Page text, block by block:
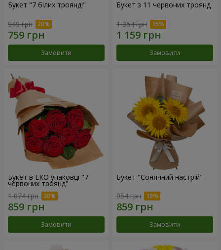
Букет "7 білих троянд!"
949 грн
Замовити
Букет з 11 червоних троянд
1 364 грн
Замовити
Букет в ЕКО упаковці "7
червоних троянд"
1 074 грн
Замовити
Букет "Сонячний настрій"
954 грн
Замовити